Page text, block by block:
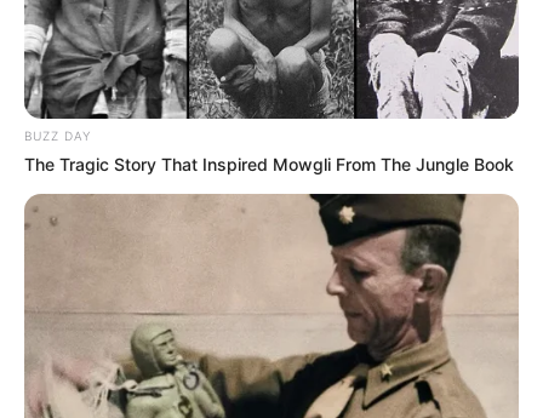
Policia Civil de Paraguaçu prende
envolvidos por crime de roubos e
recupera carro roubado
Investigações Gerais, com apoio da Polícia Militar,
esclareceu mais três crimes de roubos ocorridos na
cidade.
Fonte: Assessoria/Da Redação
INVESTIGAÇÃO Foto: Polícia Civil
BUZZ DAY
The Tragic Story That Inspired Mowgli From The Jungle Book